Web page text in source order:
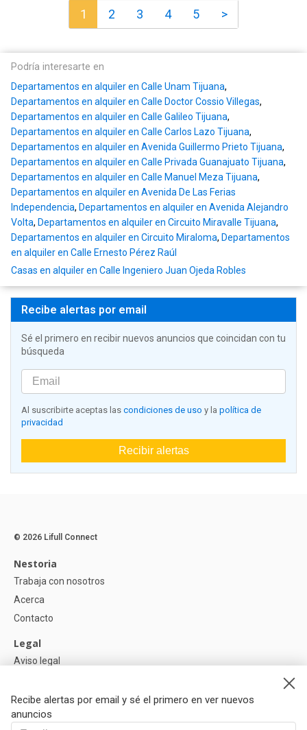
1 2 3 4 5 >
Podría interesarte en
Departamentos en alquiler en Calle Unam Tijuana,
Departamentos en alquiler en Calle Doctor Cossio Villegas,
Departamentos en alquiler en Calle Galileo Tijuana,
Departamentos en alquiler en Calle Carlos Lazo Tijuana,
Departamentos en alquiler en Avenida Guillermo Prieto Tijuana,
Departamentos en alquiler en Calle Privada Guanajuato Tijuana,
Departamentos en alquiler en Calle Manuel Meza Tijuana,
Departamentos en alquiler en Avenida De Las Ferias
Independencia, Departamentos en alquiler en Avenida Alejandro
Volta, Departamentos en alquiler en Circuito Miravalle Tijuana,
Departamentos en alquiler en Circuito Miraloma, Departamentos
en alquiler en Calle Ernesto Pérez Raúl
Casas en alquiler en Calle Ingeniero Juan Ojeda Robles
Recibe alertas por email
Sé el primero en recibir nuevos anuncios que coincidan con tu
búsqueda
Al suscribirte aceptas las condiciones de uso y la política de
privacidad
Recibir alertas
Recibe alertas por email y sé el primero en ver nuevos
anuncios
© 2026 Lifull Connect
Nestoria
Trabaja con nosotros
Acerca
Contacto
Legal
Aviso legal
Política de Cookies
Ayuda